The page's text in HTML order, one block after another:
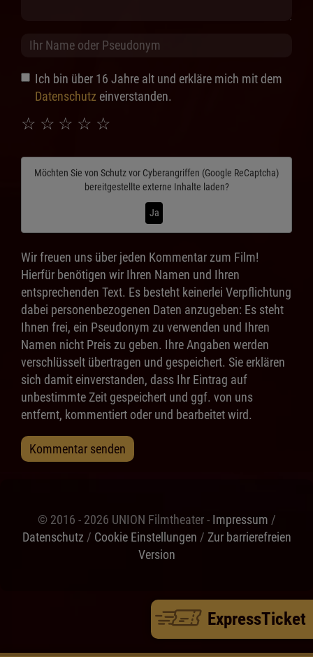
ExpressTicket
Ich bin über 16 Jahre alt und erkläre mich mit dem
Datenschutz einverstanden.
☆
☆
☆
☆
☆
Möchten Sie von Schutz vor Cyberangriffen (Google ReCaptcha)
bereitgestellte externe Inhalte laden?
Ja
Wir freuen uns über jeden Kommentar zum Film!
Hierfür benötigen wir Ihren Namen und Ihren
entsprechenden Text. Es besteht keinerlei Verpflichtung
dabei personenbezogenen Daten anzugeben: Es steht
Ihnen frei, ein Pseudonym zu verwenden und Ihren
Namen nicht Preis zu geben. Ihre Angaben werden
verschlüsselt übertragen und gespeichert. Sie erklären
sich damit einverstanden, dass Ihr Eintrag auf
unbestimmte Zeit gespeichert und ggf. von uns
entfernt, kommentiert oder und bearbeitet wird.
Kommentar senden
© 2016 - 2026 UNION Filmtheater - Impressum /
Datenschutz / Cookie Einstellungen / Zur barrierefreien
Version